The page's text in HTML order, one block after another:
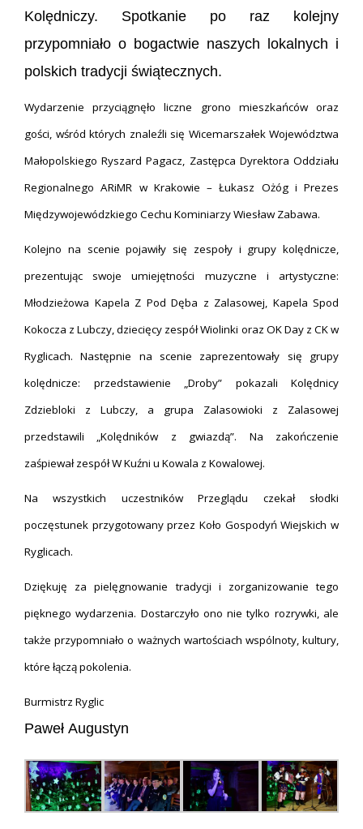
Kolędniczy. Spotkanie po raz kolejny
przypomniało o bogactwie naszych lokalnych i
polskich tradycji świątecznych.
Wydarzenie przyciągnęło liczne grono mieszkańców oraz
gości, wśród których znaleźli się Wicemarszałek Województwa
Małopolskiego Ryszard Pagacz, Zastępca Dyrektora Oddziału
Regionalnego ARiMR w Krakowie – Łukasz Ożóg i Prezes
Międzywojewódzkiego Cechu Kominiarzy Wiesław Zabawa.
Kolejno na scenie pojawiły się zespoły i grupy kolędnicze,
prezentując swoje umiejętności muzyczne i artystyczne:
Młodzieżowa Kapela Z Pod Dęba z Zalasowej, Kapela Spod
Kokocza z Lubczy, dziecięcy zespół Wiolinki oraz OK Day z CK w
Ryglicach. Następnie na scenie zaprezentowały się grupy
kolędnicze: przedstawienie „Droby” pokazali Kolędnicy
Zdziebloki z Lubczy, a grupa Zalasowioki z Zalasowej
przedstawili „Kolędników z gwiazdą”. Na zakończenie
zaśpiewał zespół W Kuźni u Kowala z Kowalowej.
Na wszystkich uczestników Przeglądu czekał słodki
poczęstunek przygotowany przez Koło Gospodyń Wiejskich w
Ryglicach.
Dziękuję za pielęgnowanie tradycji i zorganizowanie tego
pięknego wydarzenia. Dostarczyło ono nie tylko rozrywki, ale
także przypomniało o ważnych wartościach wspólnoty, kultury,
które łączą pokolenia.
Burmistrz Ryglic
Paweł Augustyn